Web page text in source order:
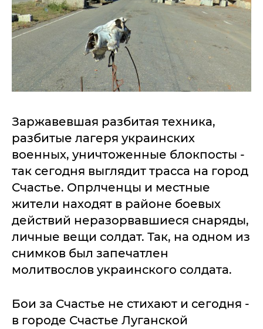
Заржавевшая разбитая техника,
разбитые лагеря украинских
военных, уничтоженные блокпосты -
так сегодня выглядит трасса на город
Счастье. Опрлченцы и местные
жители находят в районе боевых
действий неразорвавшиеся снаряды,
личные вещи солдат. Так, на одном из
снимков был запечатлен
молитвослов украинского солдата.
Бои за Счастье не стихают и сегодня -
в городе Счастье Луганской